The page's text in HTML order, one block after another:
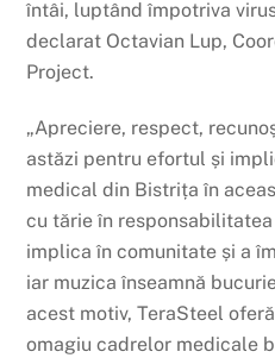
întâi, luptând împotriva
declarat Octavian Lup,
Project.
„Apreciere, respect,
astăzi pentru efortul și
medical din Bistrița în
cu tărie în
implica în comunitate și a
iar muzica înseamnă
acest motiv, TeraSteel
omagiu cadrelor medicale